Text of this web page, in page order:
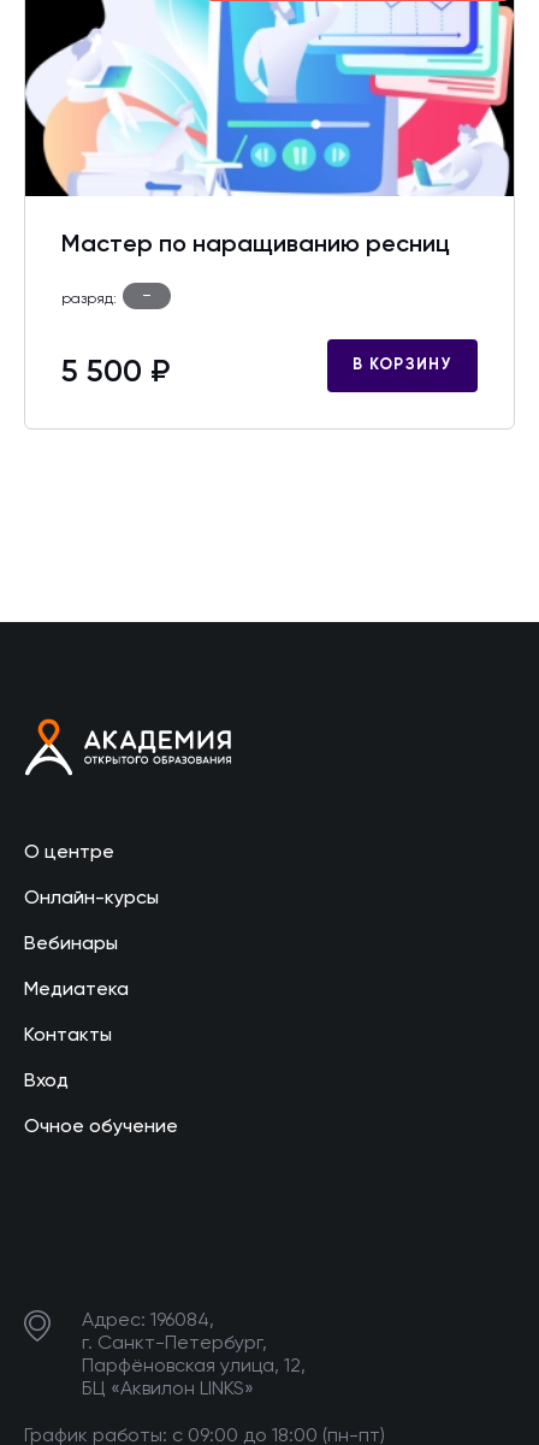
Мастер по наращиванию ресниц
разряд: -
5 500 ₽ В КОРЗИНУ
О центре
Онлайн-курсы
Вебинары
Медиатека
Контакты
Вход
Очное обучение
Адрес: 196084,
г. Санкт-Петербург,
Парфёновская улица, 12,
БЦ «Аквилон LINKS»
График работы: с 09:00 до 18:00 (пн-пт)